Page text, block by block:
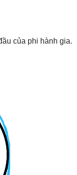
của phi hành gia.